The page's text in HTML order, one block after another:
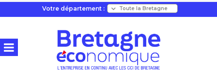
Votre département :